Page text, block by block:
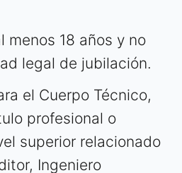
menos 18 años y no
legal de jubilación.
el Cuerpo Técnico,
profesional o
superior relacionado
Ingeniero